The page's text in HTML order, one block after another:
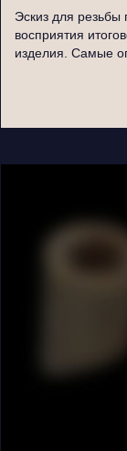
Эскиз для резьбы
восприятия
изделия. Самые